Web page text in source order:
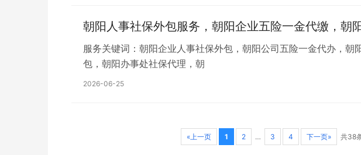
朝阳人事社保外包服务，朝阳企业五险一金代缴，朝
服务关键词：朝阳企业人事社保外包，朝阳公司五险一金代办，朝
包，朝阳办事处社保代理，朝
2026-06-25
«上一页 1 2 … 3 4 下一页» 共38